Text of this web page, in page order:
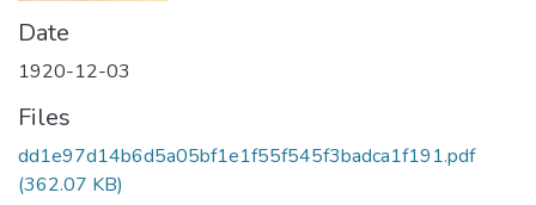
Date
1920-12-03
Files
dd1e97d14b6d5a05bf1e1f55f545f3badca1f191.pdf
(362.07 KB)